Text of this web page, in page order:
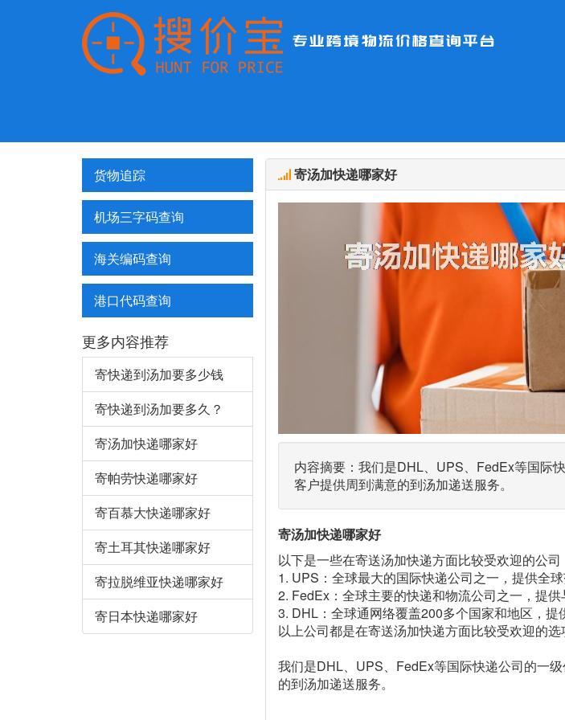
货物追踪
机场三字码查询
海关编码查询
港口代码查询
更多内容推荐
寄快递到汤加要多少钱
寄快递到汤加要多久？
寄汤加快递哪家好
寄帕劳快递哪家好
寄百慕大快递哪家好
寄土耳其快递哪家好
寄拉脱维亚快递哪家好
寄日本快递哪家好
寄汤加快递哪家好
内容摘要：我们是DHL、UPS、FedEx等国际
客户提供周到满意的到汤加递送服务。
寄汤加快递哪家好
以下是一些在寄送汤加快递方面比较受欢迎的公司
1. UPS：全球最大的国际快递公司之一，提供全球
2. FedEx：全球主要的快递和物流公司之一，提供
3. DHL：全球通网络覆盖200多个国家和地区，提
以上公司都是在寄送汤加快递方面比较受欢迎的
我们是DHL、UPS、FedEx等国际快递公司的一
的到汤加递送服务。